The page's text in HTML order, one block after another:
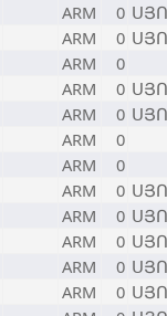
ARM 0
ARM 0
ARM
0
ARM 0
ARM 0
ARM
0
ARM
0
ARM 0
ARM 0
ARM 0
ARM 0
ARM 0